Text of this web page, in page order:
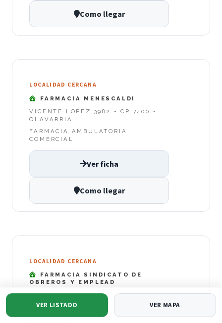
Como llegar
LOCALIDAD CERCANA
FARMACIA MENESCALDI
VICENTE LOPEZ 3982 - CP 7400 -
OLAVARRIA
FARMACIA AMBULATORIA
COMERCIAL
Ver ficha
Como llegar
LOCALIDAD CERCANA
FARMACIA SINDICATO DE
OBREROS Y EMPLEAD
CORONEL SUAREZ 2201 - CP 1 -
OLAVARRIA
FARMACIA AMBULATORIA
VER LISTADO VER MAPA